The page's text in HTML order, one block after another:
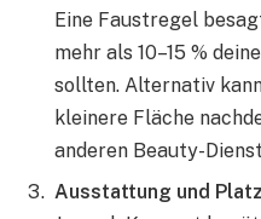
Eine Faustregel
mehr als 10–15 %
sollten. Alternativ
kleinere Fläche
anderen Beauty-
Ausstattung und